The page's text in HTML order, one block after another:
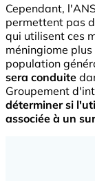
Cependant,
permettent pas
qui utilisent ces
méningiome
population
sera conduite
Groupement
déterminer si
associée à un